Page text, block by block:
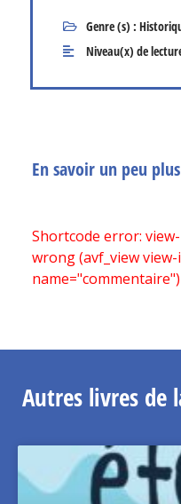
Genre (s) :
Niveau(x) de
En savoir un peu
Shortcode error:
wrong (avf_view view-
name="commentaire")
Autres livres de